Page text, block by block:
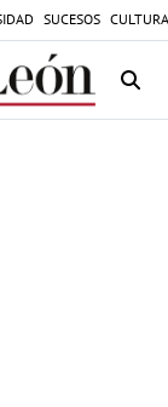
SUCESOS